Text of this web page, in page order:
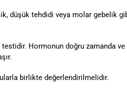
düşük tehdidi veya molar gebelik
Hormonun doğru zamanda
birlikte değerlendirilmelidir.